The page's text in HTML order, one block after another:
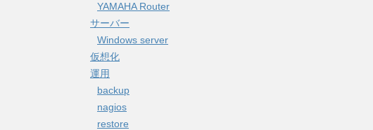
YAMAHA Router
サーバー
Windows server
仮想化
運用
backup
nagios
restore